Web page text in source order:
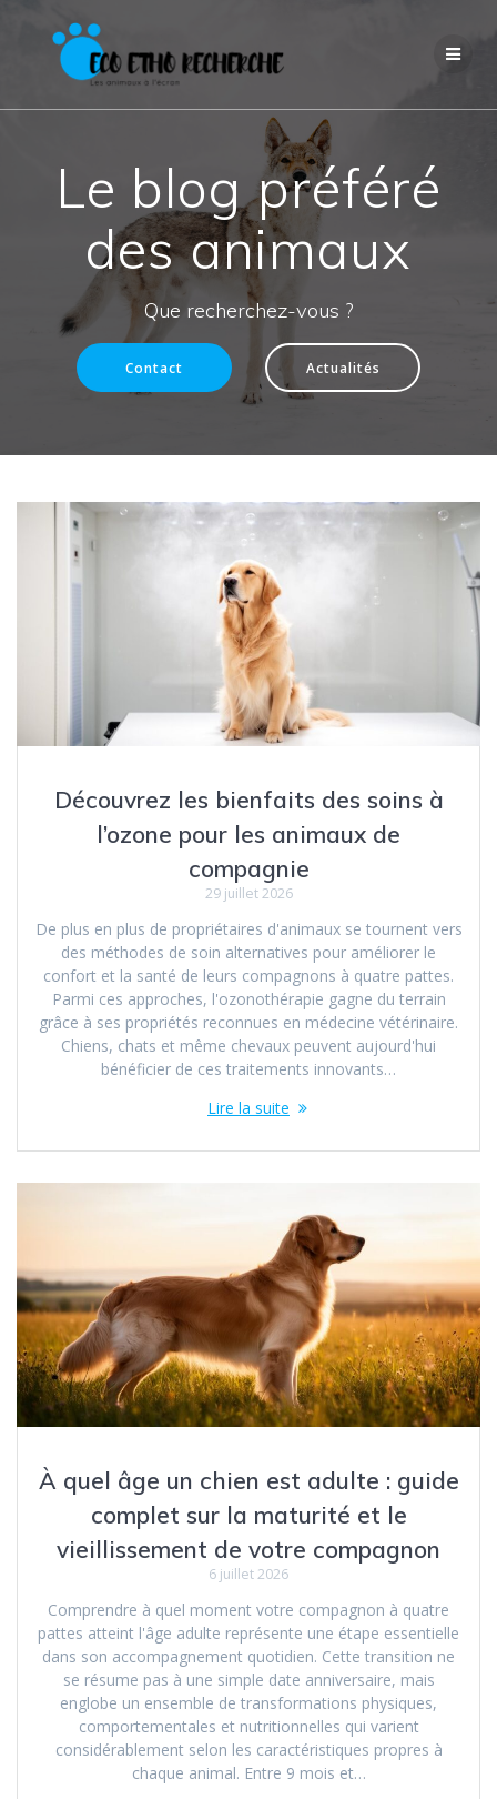
contenu
Le blog préféré
des animaux
Que recherchez-vous ?
Contact Actualités
Découvrez les bienfaits des soins à
l’ozone pour les animaux de
compagnie
29 juillet 2026
De plus en plus de propriétaires d'animaux se tournent vers
des méthodes de soin alternatives pour améliorer le
confort et la santé de leurs compagnons à quatre pattes.
Parmi ces approches, l'ozonothérapie gagne du terrain
grâce à ses propriétés reconnues en médecine vétérinaire.
Chiens, chats et même chevaux peuvent aujourd'hui
bénéficier de ces traitements innovants…
Lire la suite
À quel âge un chien est adulte : guide
complet sur la maturité et le
vieillissement de votre compagnon
6 juillet 2026
Comprendre à quel moment votre compagnon à quatre
pattes atteint l'âge adulte représente une étape essentielle
dans son accompagnement quotidien. Cette transition ne
se résume pas à une simple date anniversaire, mais
englobe un ensemble de transformations physiques,
comportementales et nutritionnelles qui varient
considérablement selon les caractéristiques propres à
chaque animal. Entre 9 mois et…